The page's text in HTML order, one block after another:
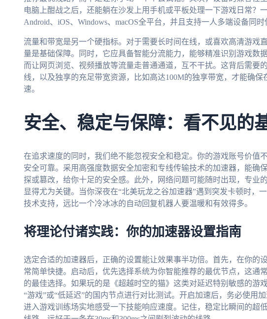
电脑上酣战之后，还能躺在沙发上用手机或平板处理一下游戏日常？
Android、iOS、Windows、macOS全平台，并且支持一人多端设备同
流量和带宽是另一个硬指标。对于需要长时间在线，或喜欢高清游戏
量是基础保障。同时，它应具备智能分流能力，能够精准识别游戏数
而让网页浏览、视频播放等流量走普通通道，互不干扰。这背后需要
线，以及独享的充足带宽资源，比如高达100M的独享带宽，才能确
速。
安全、稳定与保障：看不见的
在追求速度的同时，我们绝不能忽视安全和稳定。你的游戏账号价值
安全可靠。采用高强度数据安全加密和专线传输技术的加速器，能确
探或篡改，给你十足的安全感。此外，网络问题可能随时出现，专业
显得尤为关键。当你深夜在“北美玩龙之谷加速器”遇到突发卡顿时，
技术支持，远比一个冷冰冰的自动回复机器人要温暖和有效得多。
将理论付诸实践：你的加速器设置指南
选定合适的加速器后，正确的设置能让效果事半功倍。首先，在你的
常简单快捷。启动后，优先选择系统为你智能推荐的最优节点，这通
的最佳选择。如果玩的是《超越时空的猫》这类对延迟特别敏感的游
“游戏”或“低延迟”的国内节点进行对比测试。开启加速后，务必使用
进入游戏训练场实地感受一下技能响应速度。记住，稳定比瞬间的超